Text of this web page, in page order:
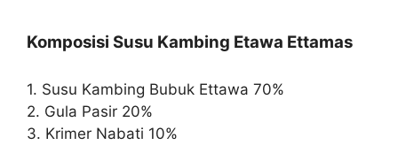
Komposisi Susu Kambing Etawa Ettamas
1. Susu Kambing Bubuk Ettawa 70%
2. Gula Pasir 20%
3. Krimer Nabati 10%